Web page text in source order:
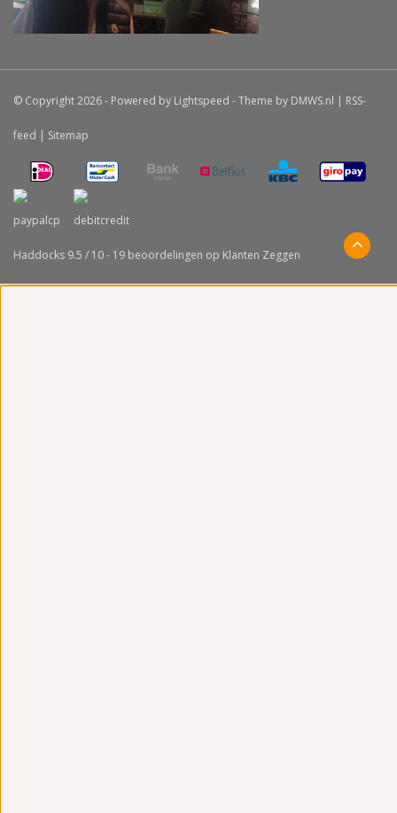
© Copyright 2026 - Powered by Lightspeed - Theme by DMWS.nl | RSS-
feed | Sitemap
Haddocks 9.5 / 10- 19 beoordelingen op Klanten Zeggen